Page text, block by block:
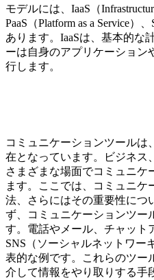
モデルには、IaaS（
PaaS（Platform as a Service）
あります。IaaSは、基本的な
ーは自身のアプリケーション
行します。
コミュニケーションツールは
在となっています。ビジネス
さまざまな場面でコミュニケ
ます。ここでは、コミュニ
法、さらにはその重要性につ
ず、コミュニケーションツー
す。電話やメール、チャット
SNS（ソーシャルネットワー
表的な例です。これらのツー
介して情報をやり取りする手